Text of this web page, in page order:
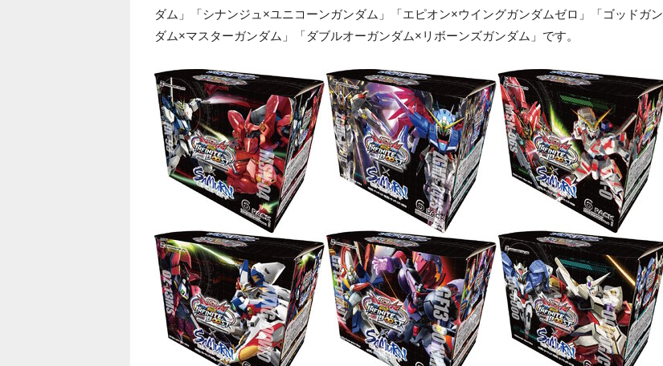
ダム」「シナンジュ×ユニコーンガンダム」「エピオン×ウイングガンダムゼロ」「ゴッドガン
ダム×マスターガンダム」「ダブルオーガンダム×リボーンズガンダム」です。